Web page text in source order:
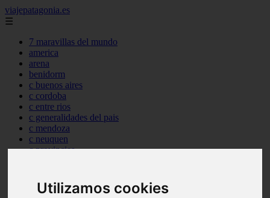
Utilizamos cookies
viajepatagonia.es
☰
7 maravillas del mundo
america
arena
benidorm
c buenos aires
c cordoba
c entre rios
c generalidades del pais
c mendoza
c neuquen
c provincias
c tierra de fuego
c tucuman